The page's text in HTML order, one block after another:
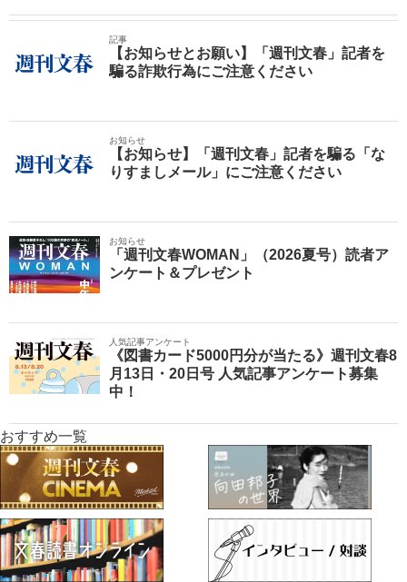
記事
【お知らせとお願い】「週刊文春」記者を
騙る詐欺行為にご注意ください
お知らせ
【お知らせ】「週刊文春」記者を騙る「な
りすましメール」にご注意ください
お知らせ
「週刊文春WOMAN」（2026夏号）読者ア
ンケート＆プレゼント
人気記事アンケート
《図書カード5000円分が当たる》週刊文春8
月13日・20日号 人気記事アンケート募集
中！
おすすめ一覧